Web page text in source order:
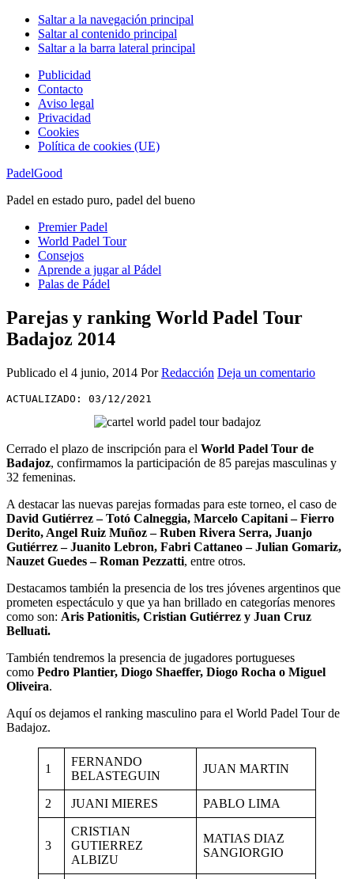
Saltar a la navegación principal
Saltar al contenido principal
Saltar a la barra lateral principal
Publicidad
Contacto
Aviso legal
Privacidad
Cookies
Política de cookies (UE)
PadelGood
Padel en estado puro, padel del bueno
Premier Padel
World Padel Tour
Consejos
Aprende a jugar al Pádel
Palas de Pádel
Parejas y ranking World Padel Tour
Badajoz 2014
Publicado el 4 junio, 2014 PorRedacción Deja un comentario
ACTUALIZADO: 03/12/2021
Cerrado el plazo de inscripción para el World Padel Tour de
Badajoz, confirmamos la participación de 85 parejas masculinas y
32 femeninas.
A destacar las nuevas parejas formadas para este torneo, el caso de
David Gutiérrez – Totó Calneggia, Marcelo Capitani – Fierro
Derito, Angel Ruiz Muñoz – Ruben Rivera Serra, Juanjo
Gutiérrez – Juanito Lebron, Fabri Cattaneo – Julian Gomariz,
Nauzet Guedes – Roman Pezzatti, entre otros.
Destacamos también la presencia de los tres jóvenes argentinos que
prometen espectáculo y que ya han brillado en categorías menores
como son: Aris Pationitis, Cristian Gutiérrez y Juan Cruz
Belluati.
También tendremos la presencia de jugadores portugueses
como Pedro Plantier, Diogo Shaeffer, Diogo Rocha o Miguel
Oliveira.
Aquí os dejamos el ranking masculino para el World Padel Tour de
Badajoz.
1
FERNANDO
BELASTEGUIN
JUAN MARTIN
2 JUANI MIERES PABLO LIMA
3
CRISTIAN
GUTIERREZ
ALBIZU
MATIAS DIAZ
SANGIORGIO